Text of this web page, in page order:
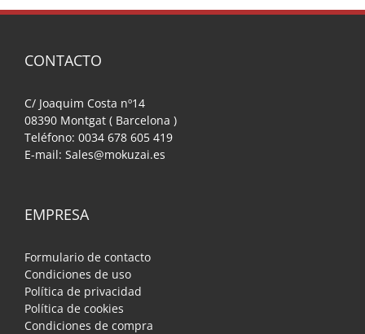
CONTACTO
C/ Joaquim Costa nº14
08390 Montgat ( Barcelona )
Teléfono: 0034 678 605 419
E-mail: Sales@mokuzai.es
EMPRESA
Formulario de contacto
Condiciones de uso
Política de privacidad
Política de cookies
Condiciones de compra